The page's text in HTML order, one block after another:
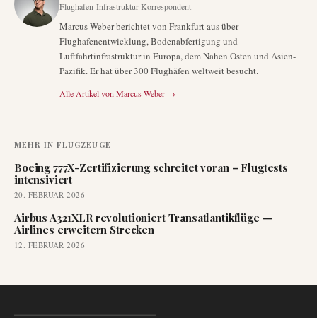
Flughafen-Infrastruktur-Korrespondent
Marcus Weber berichtet von Frankfurt aus über
Flughafenentwicklung, Bodenabfertigung und
Luftfahrtinfrastruktur in Europa, dem Nahen Osten und Asien-
Pazifik. Er hat über 300 Flughäfen weltweit besucht.
Alle Artikel von Marcus Weber →
MEHR IN FLUGZEUGE
Boeing 777X-Zertifizierung schreitet voran – Flugtests
intensiviert
20. FEBRUAR 2026
Airbus A321XLR revolutioniert Transatlantikflüge —
Airlines erweitern Strecken
12. FEBRUAR 2026